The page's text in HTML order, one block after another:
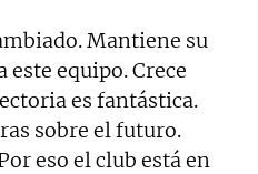
Mantiene su
equipo. Crece
es fantástica.
sobre el futuro.
eso el club está en